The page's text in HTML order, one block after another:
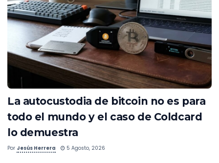
La autocustodia de bitcoin no es para
todo el mundo y el caso de Coldcard
lo demuestra
Por Jesús Herrera 5 Agosto, 2026